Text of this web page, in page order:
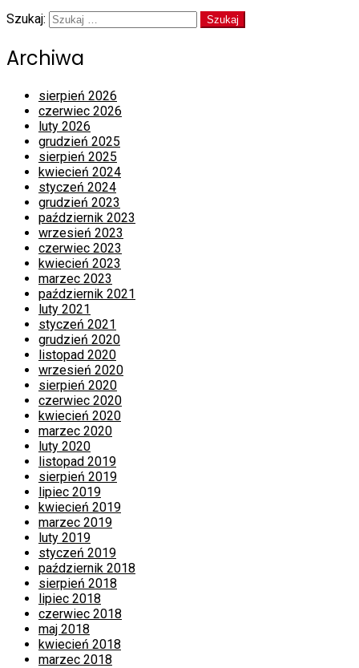
Szukaj:
Archiwa
sierpień 2026
czerwiec 2026
luty 2026
grudzień 2025
sierpień 2025
kwiecień 2024
styczeń 2024
grudzień 2023
październik 2023
wrzesień 2023
czerwiec 2023
kwiecień 2023
marzec 2023
październik 2021
luty 2021
styczeń 2021
grudzień 2020
listopad 2020
wrzesień 2020
sierpień 2020
czerwiec 2020
kwiecień 2020
marzec 2020
luty 2020
listopad 2019
sierpień 2019
lipiec 2019
kwiecień 2019
marzec 2019
luty 2019
styczeń 2019
październik 2018
sierpień 2018
lipiec 2018
czerwiec 2018
maj 2018
kwiecień 2018
marzec 2018